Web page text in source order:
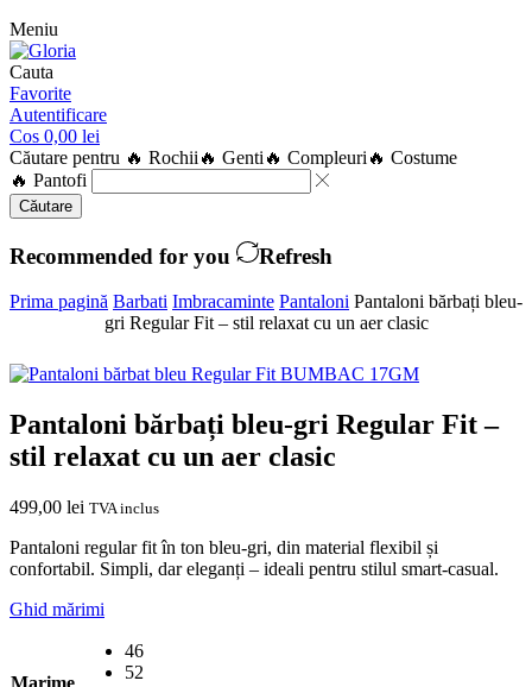
Meniu
Cauta
Favorite
Autentificare
Cos 0,00 lei
Căutare pentru 🔥 Rochii 🔥 Genti 🔥 Compleuri 🔥 Costume
🔥 Pantofi
Căutare
Recommended for you Refresh
Prima pagină Barbati Imbracaminte Pantaloni Pantaloni bărbați bleu-
gri Regular Fit – stil relaxat cu un aer clasic
Pantaloni bărbați bleu-gri Regular Fit –
stil relaxat cu un aer clasic
499,00 lei TVA inclus
Pantaloni regular fit în ton bleu-gri, din material flexibil și
confortabil. Simpli, dar eleganți – ideali pentru stilul smart-casual.
Ghid mărimi
Marime
46
52